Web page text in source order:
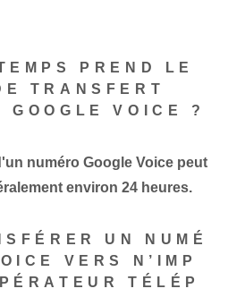
PREND LE
TRANSFERT
GOOGLE VOICE ?
numéro Google Voice peut
environ 24 heures.
UN NUMÉ
VERS N’IMP
TÉLÉP